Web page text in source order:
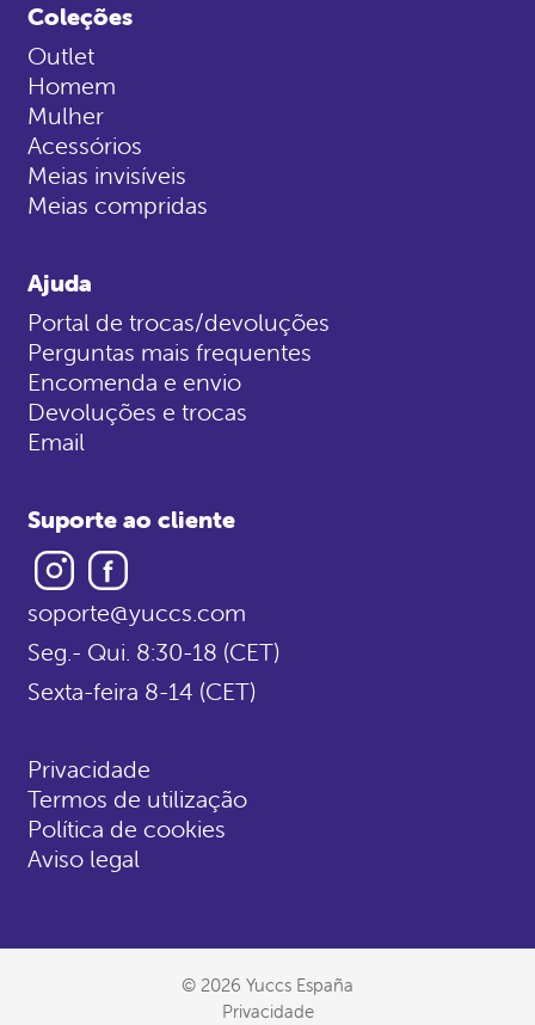
Coleções
Outlet
Homem
Mulher
Acessórios
Meias invisíveis
Meias compridas
Ajuda
Portal de trocas/devoluções
Perguntas mais frequentes
Encomenda e envio
Devoluções e trocas
Email
Suporte ao cliente
Instagram
soporte@yuccs.com
Seg.- Qui. 8:30-18 (CET)
Sexta-feira 8-14 (CET)
Privacidade
Termos de utilização
Política de cookies
Aviso legal
© 2026 Yuccs España
Privacidade